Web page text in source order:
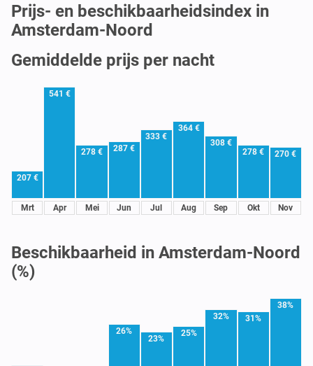
Prijs- en beschikbaarheidsindex in
Amsterdam-Noord
Gemiddelde prijs per nacht
207 €
Mrt
541 €
Apr
278 €
Mei
287 €
Jun
333 €
Jul
364 €
Aug
308 €
Sep
278 €
Okt
270 €
Nov
Beschikbaarheid in Amsterdam-Noord
(%)
26%
23%
25%
32% 31%
38%